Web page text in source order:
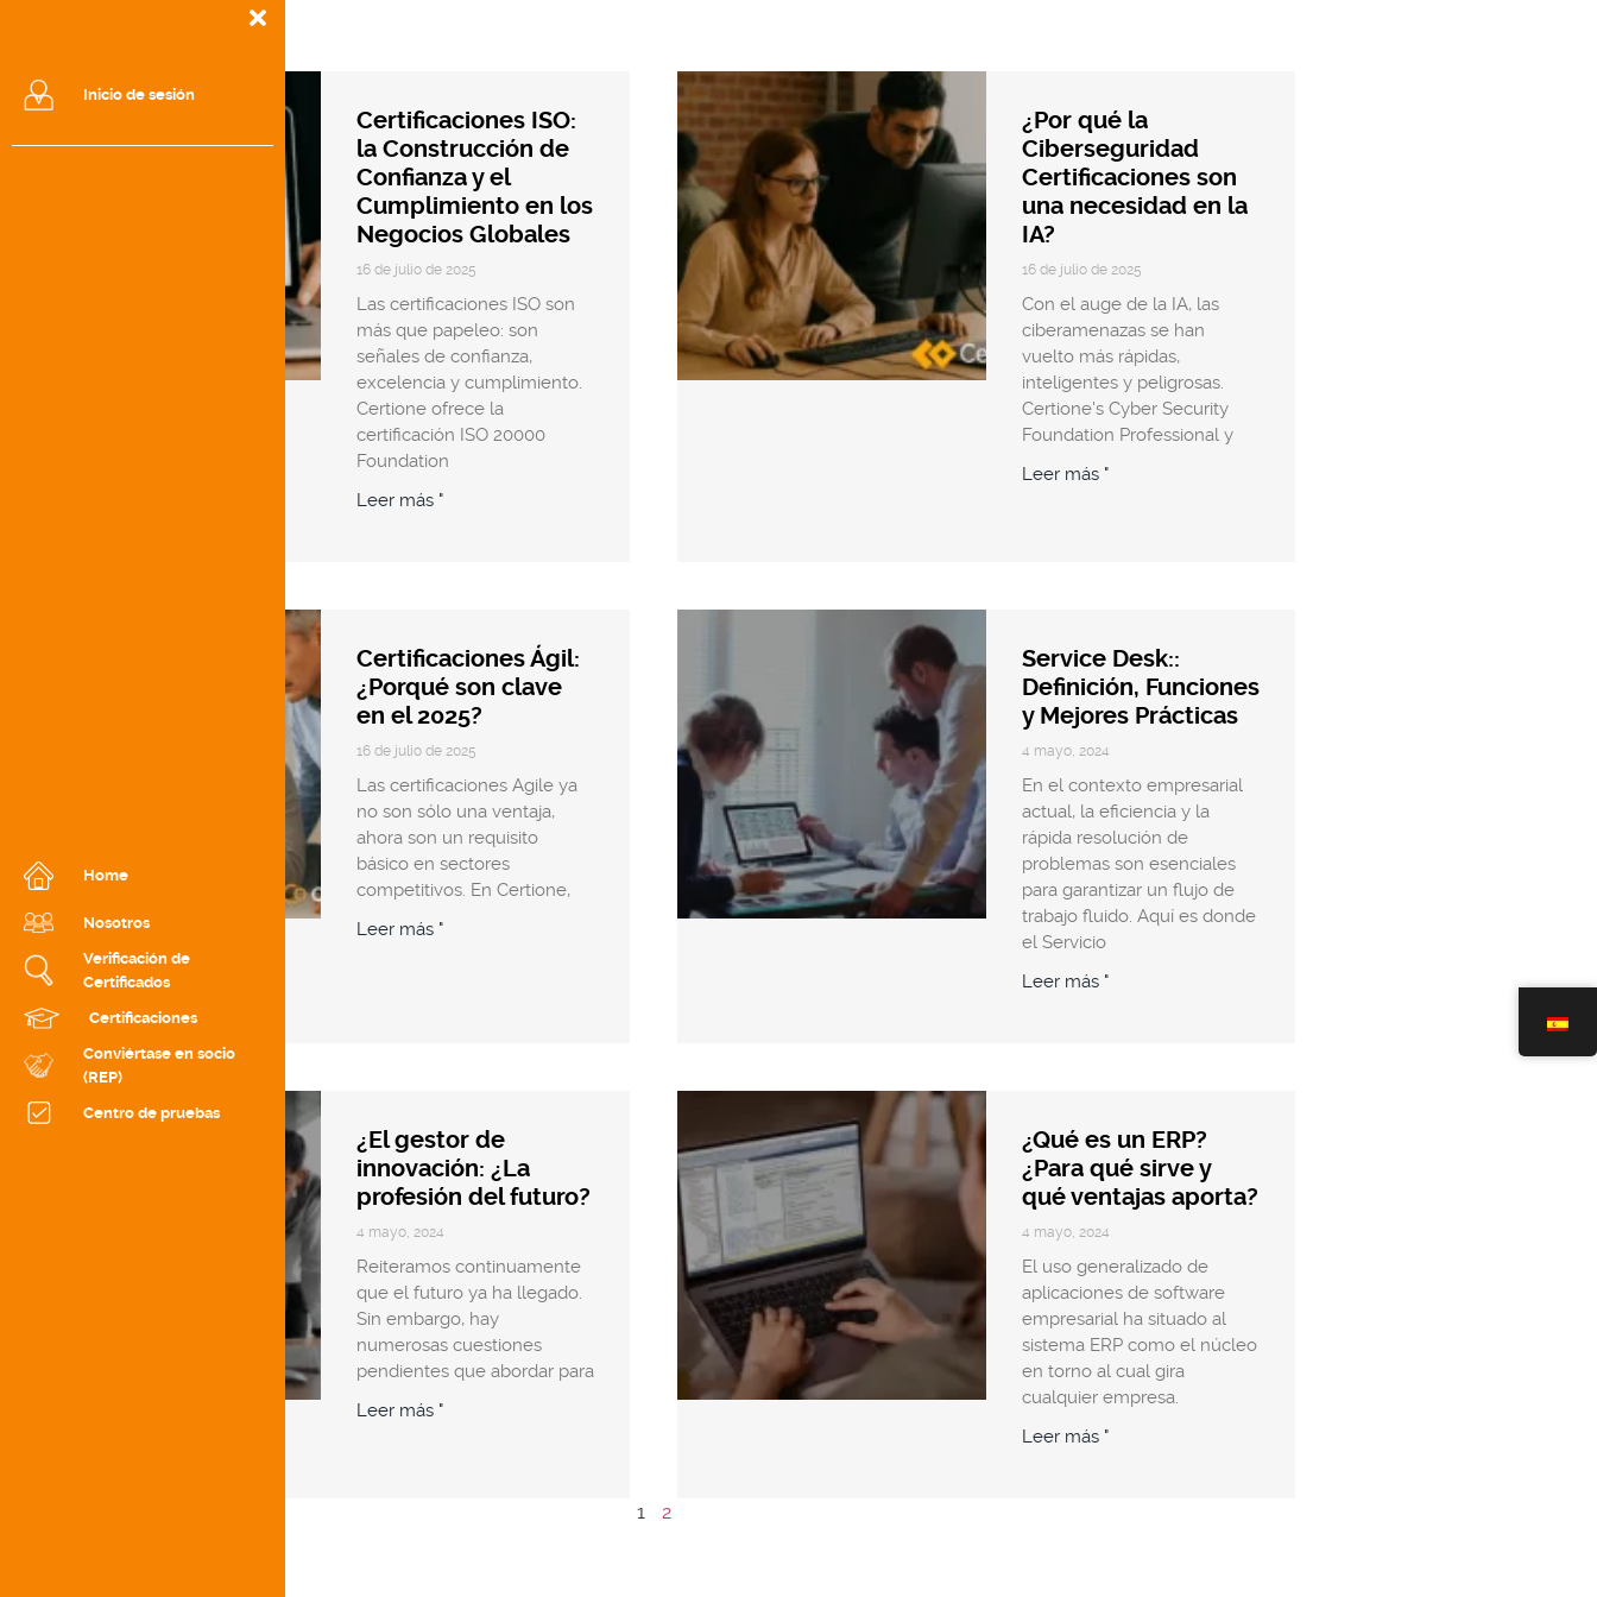
Inicio de sesión
Home
Nosotros
Verificación de
Certificados
Certificaciones
Conviértase en socio
(REP)
Centro de pruebas
Certificaciones ISO:
la Construcción de
Confianza y el
Cumplimiento en los
Negocios Globales
16 de julio de 2025
Las certificaciones ISO son
más que papeleo: son
señales de confianza,
excelencia y cumplimiento.
Certione ofrece la
certificación ISO 20000
Foundation
Leer más "
¿Por qué la
Ciberseguridad
Certificaciones son
una necesidad en la
IA?
16 de julio de 2025
Con el auge de la IA, las
ciberamenazas se han
vuelto más rápidas,
inteligentes y peligrosas.
Certione's Cyber Security
Foundation Professional y
Leer más "
Certificaciones Ágil:
¿Porqué son clave
en el 2025?
16 de julio de 2025
Las certificaciones Agile ya
no son sólo una ventaja,
ahora son un requisito
básico en sectores
competitivos. En Certione,
Leer más "
Service Desk::
Definición, Funciones
y Mejores Prácticas
4 mayo, 2024
En el contexto empresarial
actual, la eficiencia y la
rápida resolución de
problemas son esenciales
para garantizar un flujo de
trabajo fluido. Aquí es donde
el Servicio
Leer más "
¿El gestor de
innovación: ¿La
profesión del futuro?
4 mayo, 2024
Reiteramos continuamente
que el futuro ya ha llegado.
Sin embargo, hay
numerosas cuestiones
pendientes que abordar para
Leer más "
¿Qué es un ERP?
¿Para qué sirve y
qué ventajas aporta?
4 mayo, 2024
El uso generalizado de
aplicaciones de software
empresarial ha situado al
sistema ERP como el núcleo
en torno al cual gira
cualquier empresa.
Leer más "
1 2